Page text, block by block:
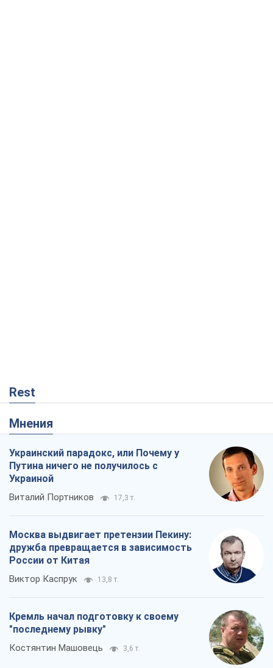
Rest
Мнения
Украинский парадокс, или Почему у
Путина ничего не получилось с
Украиной
Виталий Портников 17,3 т.
Москва выдвигает претензии Пекину:
дружба превращается в зависимость
России от Китая
Виктор Каспрук 13,8 т.
Кремль начал подготовку к своему
"последнему рывку"
Костянтин Машовець 3,6 т.